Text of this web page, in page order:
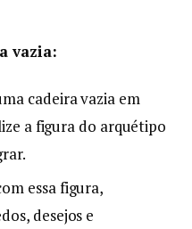
vazia:
cadeira vazia em
a figura do arquétipo
essa figura,
desejos e